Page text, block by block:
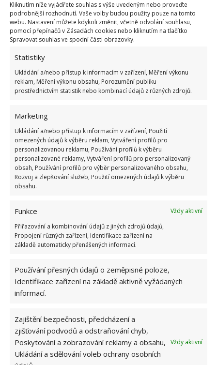
Kliknutím níže vyjádřete souhlas s výše uvedeným nebo proveďte
podrobnější rozhodnutí. Vaše volby budou použity pouze na tomto
webu. Nastavení můžete kdykoli změnit, včetně odvolání souhlasu,
pomocí přepínačů v Zásadách cookies nebo kliknutím na tlačítko
Spravovat souhlas ve spodní části obrazovky.
Statistiky
Ukládání a/nebo přístup k informacím v zařízení, Měření výkonu
reklam, Měření výkonu obsahu, Porozumění publiku
prostřednictvím statistik nebo kombinací údajů z různých zdrojů.
Marketing
Ukládání a/nebo přístup k informacím v zařízení, Použití
omezených údajů k výběru reklam, Vytváření profilů pro
personalizovanou reklamu, Používání profilů k výběru
personalizované reklamy, Vytváření profilů pro personalizovaný
obsah, Používání profilů pro výběr personalizovaného obsahu,
Rozvoj a zlepšování služeb, Použití omezených údajů k výběru
obsahu.
Funkce
Vždy aktivní
Přiřazování a kombinování údajů z jiných zdrojů údajů,
Propojení různých zařízení, Identifikace zařízení na
základě automaticky přenášených informací.
Používání přesných údajů o zeměpisné poloze,
Identifikace zařízení na základě aktivně vyžádaných
informací.
Zajištění bezpečnosti, předcházení a
zjišťování podvodů a odstraňování chyb,
Poskytování a zobrazování reklamy a obsahu,
Ukládání a sdělování voleb ochrany osobních
Vždy aktivní
keře, pak jsou připraveny k výsadbě. U přerostlých
rostlin je třeba spodní listy trochu prořezat. Pokud
se objeví adventivní kořeny, budou poskytovat lepší
výživu. Bezprostředně před výsadbou je nutné
mladé rostliny zalévat. Tím se zlepší extrakce
rostlinného materiálu z květináče. Udělejte díru,
přidejte humus a popel ze dřeva. Do díry zasaďte
Možnosti výsadby
Při jakémkoli sázení musíte sledovat vzdálenost
mezi rostlinami. Mělo by stačit 40 až 50 cm. Tak si
jednotlivé rostliny nebudou stínit. Výsadbu musíte
rostoucích rajčat musíte mít asi 60 cm mezi řádky a
70 cm mezi řádky a 50 cm mezi rostlinami. Vyšší
odrůdy si samozřejmě budou více stínit. Vždy
uvázat oporu a nikdy nezapomínejte na zalévání,
protože rajčata potřebují nejen dostatek slunce a
tepla, ale také vláhy.
Zdroj: Goodhousekeeping